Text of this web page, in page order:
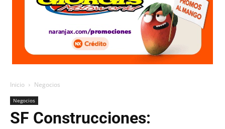
Inicio Negocios
Negocios
SF Construcciones: